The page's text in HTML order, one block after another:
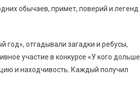
обычаев, примет, поверий и легенд
отгадывали загадки и ребусы,
участие в конкурсе «У кого дольше
и находчивость. Каждый получил